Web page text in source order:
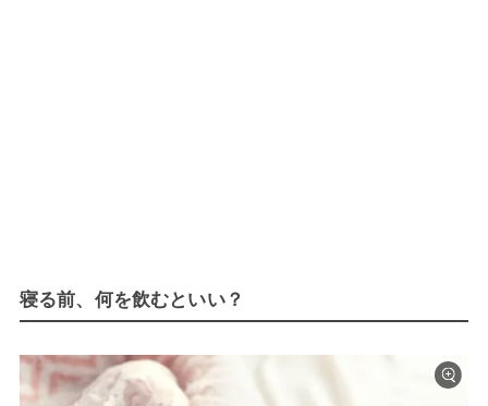
寝る前、何を飲むといい？